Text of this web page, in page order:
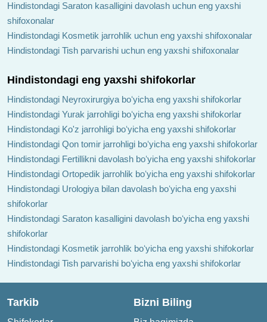
Hindistondagi Saraton kasalligini davolash uchun eng yaxshi
shifoxonalar
Hindistondagi Kosmetik jarrohlik uchun eng yaxshi shifoxonalar
Hindistondagi Tish parvarishi uchun eng yaxshi shifoxonalar
Hindistondagi eng yaxshi shifokorlar
Hindistondagi Neyroxirurgiya boʻyicha eng yaxshi shifokorlar
Hindistondagi Yurak jarrohligi boʻyicha eng yaxshi shifokorlar
Hindistondagi Ko'z jarrohligi boʻyicha eng yaxshi shifokorlar
Hindistondagi Qon tomir jarrohligi boʻyicha eng yaxshi shifokorlar
Hindistondagi Fertillikni davolash boʻyicha eng yaxshi shifokorlar
Hindistondagi Ortopedik jarrohlik boʻyicha eng yaxshi shifokorlar
Hindistondagi Urologiya bilan davolash boʻyicha eng yaxshi
shifokorlar
Hindistondagi Saraton kasalligini davolash boʻyicha eng yaxshi
shifokorlar
Hindistondagi Kosmetik jarrohlik boʻyicha eng yaxshi shifokorlar
Hindistondagi Tish parvarishi boʻyicha eng yaxshi shifokorlar
Tarkib Bizni Biling